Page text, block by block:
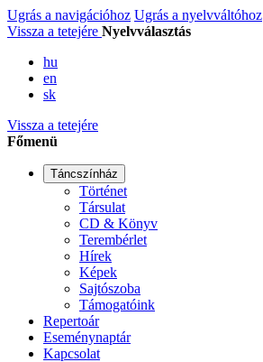
Ugrás a navigációhoz Ugrás a nyelvváltóhoz
Vissza a tetejére Nyelvválasztás
hu
en
sk
Vissza a tetejére
Főmenü
Táncszínház
Történet
Társulat
CD & Könyv
Terembérlet
Hírek
Képek
Sajtószoba
Támogatóink
Repertoár
Eseménynaptár
Kapcsolat